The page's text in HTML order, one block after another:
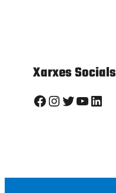
Xarxes Socials
Facebook InstagramTwitter YouTube LinkedIn